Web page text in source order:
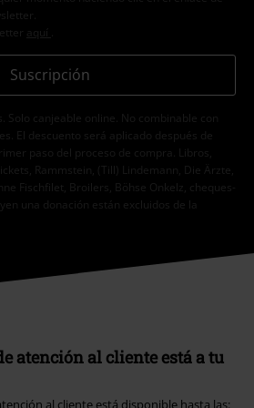
aquí
Suscripción
Solo canjeable online. No combinable con
El descuento será aplicado después de
paso del proceso de compra. Libros,
Rammstein, (Till) Lindemann, Die Ärzte,
Fischfilet, Broilers, Böhse Onkelz, cheques-
una donación están excluidos de la
atención al cliente está a tu
al cliente está disponible hasta las: